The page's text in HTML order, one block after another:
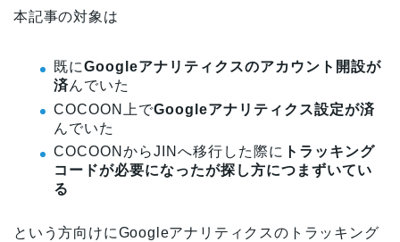
本記事の対象は
既にGoogleアナリティクスのアカウント開設が
済んでいた
COCOON上でGoogleアナリティクス設定が済
んでいた
COCOONからJINへ移行した際に トラッキング
コードが必要になったが探し方につまずいてい
る
という方向けにGoogleアナリティクスのトラッキング